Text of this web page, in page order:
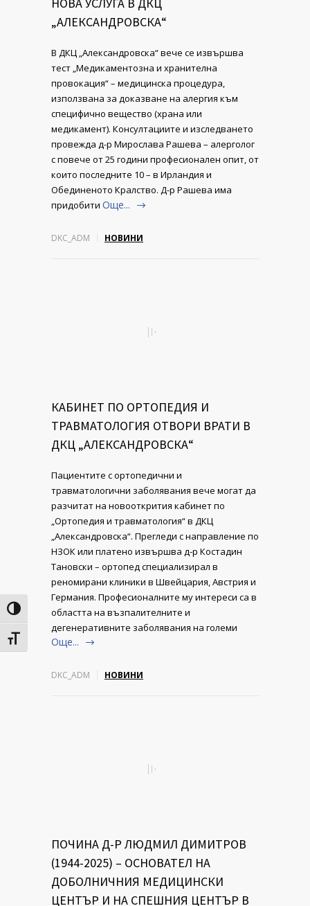
Toggle High Contrast
Toggle Font size
„АЛЕКСАНДРОВСКА“
В ДКЦ „Александровска“ вече се извършва
тест „Медикаментозна и хранителна
провокация“ – медицинска процедура,
използвана за доказване на алергия към
специфично вещество (храна или
медикамент). Консултациите и изследването
провежда д-р Мирослава Рашева – алерголог
с повече от 25 години професионален опит, от
които последните 10 – в Ирландия и
Обединеното Кралство. Д-р Рашева има
придобити Още...
DKC_ADM НОВИНИ
КАБИНЕТ ПО ОРТОПЕДИЯ И
ТРАВМАТОЛОГИЯ ОТВОРИ ВРАТИ В
ДКЦ „АЛЕКСАНДРОВСКА“
Пациентите с opтoпeдични и
травматологични зaбoлявaния вече могат да
разчитат на новооткрития кабинет по
„Ортопедия и травматология“ в ДКЦ
„Александровска“. Прегледи с направление по
НЗОК или платено извършва д-р Костадин
Тановски – ортопед специализирал в
реномирани клиники в Швейцария, Австрия и
Германия. Професионалните му интереси са в
областта на възпалителните и
дегенеративните заболявания на големи
Още...
DKC_ADM НОВИНИ
ПОЧИНА Д-Р ЛЮДМИЛ ДИМИТРОВ
(1944-2025) – ОСНОВАТЕЛ НА
ДОБОЛНИЧНИЯ МЕДИЦИНСКИ
ЦЕНТЪР И НА СПЕШНИЯ ЦЕНТЪР В